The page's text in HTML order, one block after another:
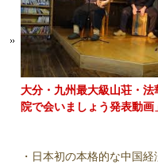
大分・九州最大級山荘・
院で会いましょう発表動画
・日本初の本格的な中国